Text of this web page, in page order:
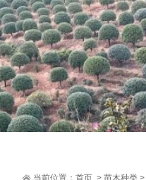
当前位置： 首页 > 苗木种类 >